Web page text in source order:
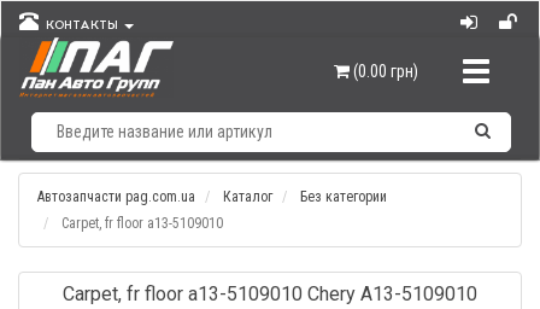
КОНТАКТЫ
(0.00 грн)
Автозапчасти pag.com.ua Каталог
Без категории
Carpet, fr floor а13-5109010
Carpet, fr floor а13-5109010 Chery A13-5109010